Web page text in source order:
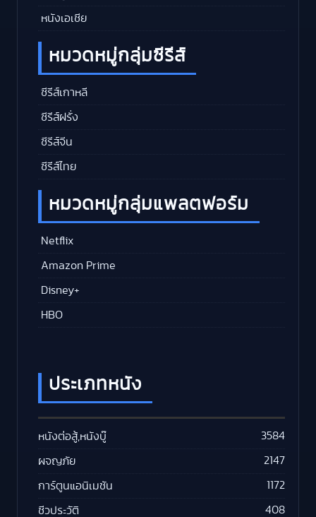
หนังเอเชีย
หมวดหมู่กลุ่มซีรีส์
ซีรีส์เกาหลี
ซีรีส์ฝรั่ง
ซีรีส์จีน
ซีรีส์ไทย
หมวดหมู่กลุ่มแพลตฟอร์ม
Netflix
Amazon Prime
Disney+
HBO
ประเภทหนัง
หนังต่อสู้,หนังบู๊ 3584
ผจญภัย 2147
การ์ตูนแอนิเมชัน 1172
ชีวประวัติ 408